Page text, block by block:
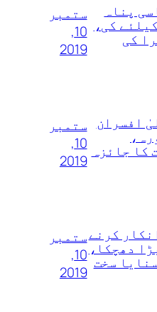
پناہ
کی،
کی
ستمبر
10,
2019
افسران
کا جائزہ
ستمبر
10,
2019
کرنے
دھچکا،
سخت
ستمبر
10,
2019